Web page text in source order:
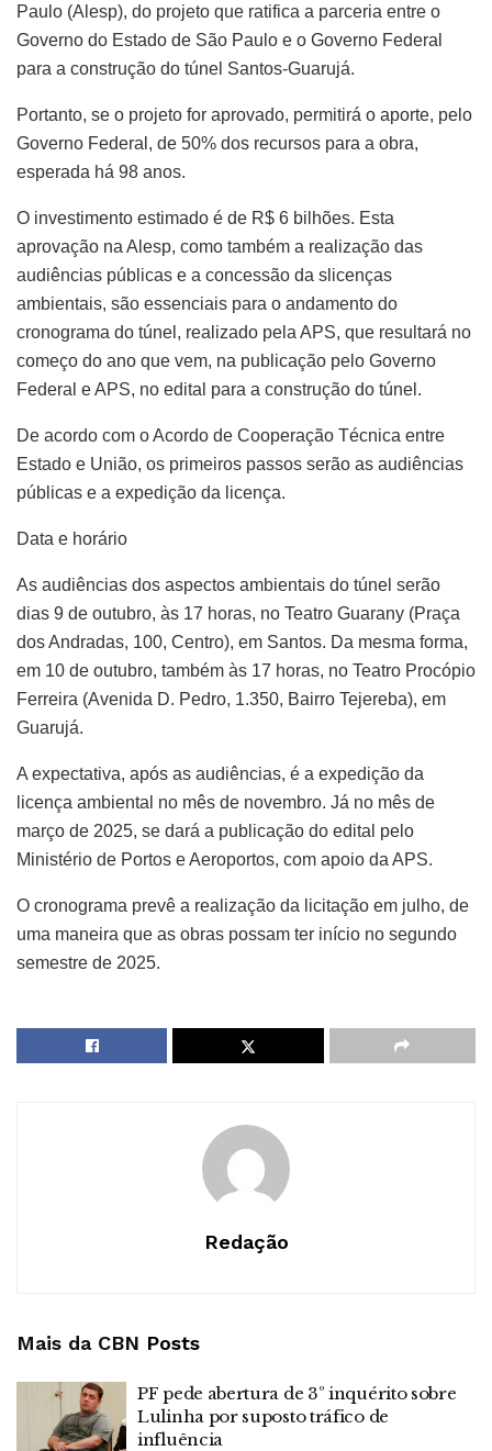
Paulo (Alesp), do projeto que ratifica a parceria entre o
Governo do Estado de São Paulo e o Governo Federal
para a construção do túnel Santos-Guarujá.
Portanto, se o projeto for aprovado, permitirá o aporte, pelo
Governo Federal, de 50% dos recursos para a obra,
esperada há 98 anos.
O investimento estimado é de R$ 6 bilhões. Esta
aprovação na Alesp, como também a realização das
audiências públicas e a concessão da slicenças
ambientais, são essenciais para o andamento do
cronograma do túnel, realizado pela APS, que resultará no
começo do ano que vem, na publicação pelo Governo
Federal e APS, no edital para a construção do túnel.
De acordo com o Acordo de Cooperação Técnica entre
Estado e União, os primeiros passos serão as audiências
públicas e a expedição da licença.
Data e horário
As audiências dos aspectos ambientais do túnel serão
dias 9 de outubro, às 17 horas, no Teatro Guarany (Praça
dos Andradas, 100, Centro), em Santos. Da mesma forma,
em 10 de outubro, também às 17 horas, no Teatro Procópio
Ferreira (Avenida D. Pedro, 1.350, Bairro Tejereba), em
Guarujá.
A expectativa, após as audiências, é a expedição da
licença ambiental no mês de novembro. Já no mês de
março de 2025, se dará a publicação do edital pelo
Ministério de Portos e Aeroportos, com apoio da APS.
O cronograma prevê a realização da licitação em julho, de
uma maneira que as obras possam ter início no segundo
semestre de 2025.
Redação
Mais da CBN Posts
PF pede abertura de 3º inquérito sobre
Lulinha por suposto tráfico de
influência